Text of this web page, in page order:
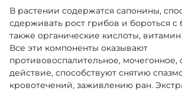
В растении содержатся сапонины,
сдерживать рост грибов и бороться с
также органические кислоты,
Все эти компоненты оказывают
противовоспалительное,
действие, способствуют снятию
кровотечений, заживлению ран.